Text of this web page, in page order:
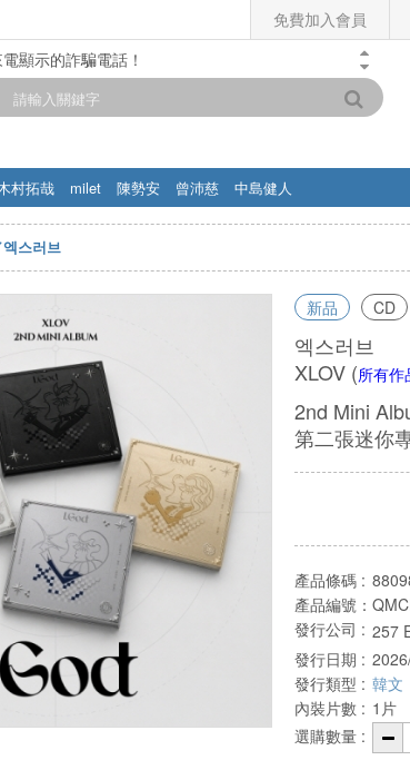
免費加入會員
顯示的詐騙電話！
時間調整公告】
村拓哉 milet 陳勢安 曾沛慈
中島健人
스러브
新品 CD
엑스러브
XLOV (所有作
2nd Mini
第二張迷你
產品條碼 :
產品編號：
發行公司 : 257
發行日期 :
發行類型 : 韓文
內裝片數 : 1片
選購數量 :